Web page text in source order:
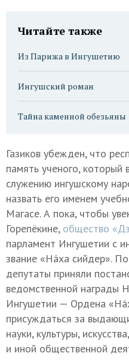
Читайте также
Из Парижа в Ингушетию
Ингушский роман
Тайна каменной обезьяны
Газиков убежден, что
память ученого, который
служению ингушскому
назвать его именем
Магасе. А пока, чтобы
Горепёкине, общество
парламент Ингушетии с
звание «Нáха сийдер».
депутаты приняли
ведомственной награды
Ингушетии — Ордена
присуждаться за
науки, культуры,
и иной общественной